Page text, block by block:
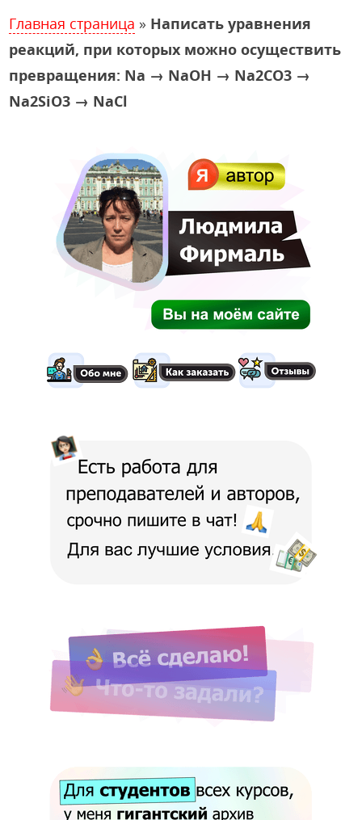
Главная страница » Написать уравнения
реакций, при которых можно осуществить
превращения: Na → NaOH → Na2CO3 →
Na2SiO3 → NaCl